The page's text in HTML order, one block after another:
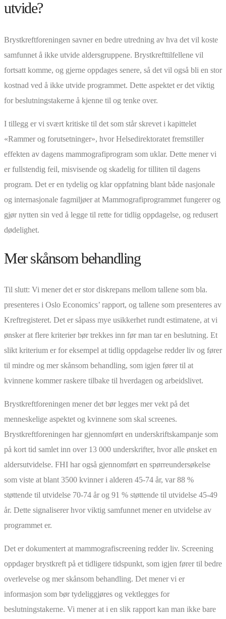
utvide?
Brystkreftforeningen savner en bedre utredning av hva det vil koste
samfunnet å ikke utvide aldersgruppene. Brystkrefttilfellene vil
fortsatt komme, og gjerne oppdages senere, så det vil også bli en stor
kostnad ved å ikke utvide programmet. Dette aspektet er det viktig
for beslutningstakerne å kjenne til og tenke over.
I tillegg er vi svært kritiske til det som står skrevet i kapittelet
«Rammer og forutsetninger», hvor Helsedirektoratet fremstiller
effekten av dagens mammografiprogram som uklar. Dette mener vi
er fullstendig feil, misvisende og skadelig for tilliten til dagens
program. Det er en tydelig og klar oppfatning blant både nasjonale
og internasjonale fagmiljøer at Mammografiprogrammet fungerer og
gjør nytten sin ved å legge til rette for tidlig oppdagelse, og redusert
dødelighet.
Mer skånsom behandling
Til slutt: Vi mener det er stor diskrepans mellom tallene som bla.
presenteres i Oslo Economics’ rapport, og tallene som presenteres av
Kreftregisteret. Det er såpass mye usikkerhet rundt estimatene, at vi
ønsker at flere kriterier bør trekkes inn før man tar en beslutning. Et
slikt kriterium er for eksempel at tidlig oppdagelse redder liv og fører
til mindre og mer skånsom behandling, som igjen fører til at
kvinnene kommer raskere tilbake til hverdagen og arbeidslivet.
Brystkreftforeningen mener det bør legges mer vekt på det
menneskelige aspektet og kvinnene som skal screenes.
Brystkreftforeningen har gjennomført en underskriftskampanje som
på kort tid samlet inn over 13 000 underskrifter, hvor alle ønsket en
aldersutvidelse. FHI har også gjennomført en spørreundersøkelse
som viste at blant 3500 kvinner i alderen 45-74 år, var 88 %
støttende til utvidelse 70-74 år og 91 % støttende til utvidelse 45-49
år. Dette signaliserer hvor viktig samfunnet mener en utvidelse av
programmet er.
Det er dokumentert at mammografiscreening redder liv. Screening
oppdager brystkreft på et tidligere tidspunkt, som igjen fører til bedre
overlevelse og mer skånsom behandling. Det mener vi er
informasjon som bør tydeliggjøres og vektlegges for
beslutningstakerne. Vi mener at i en slik rapport kan man ikke bare